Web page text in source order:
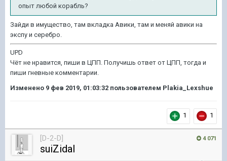
опыт любой корабль?
Зайди в имущество, там вкладка Авики, там и меняй авики на
экспу и серебро.
UPD
Чёт не нравится, пиши в ЦПП. Получишь ответ от ЦПП, тогда и
пиши гневные комментарии.
Изменено 9 фев 2019, 01:03:32 пользователем Plakia_Lexshue
1 1
4 071
[D-2-D]
suiZidal